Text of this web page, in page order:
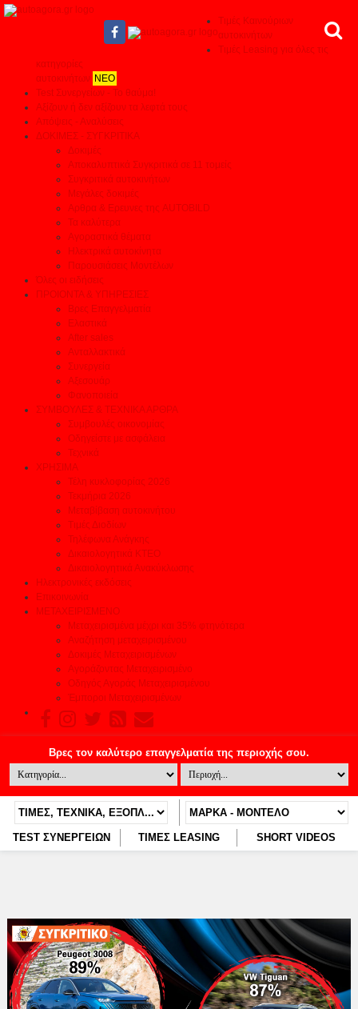
Τιμές Καινούριων
αυτοκινήτων
Τιμές Leasing για όλες τις
κατηγορίες
αυτοκινήτων ΝΕΟ
Test Συνεργείων - Το θαύμα!
Αξίζουν ή δεν αξίζουν τα λεφτά τους
Απόψεις - Αναλύσεις
ΔΟΚΙΜΕΣ - ΣΥΓΚΡΙΤΙΚΑ
Δοκιμές
Αποκαλυπτικά Συγκριτικά σε 11 τομείς
Συγκριτικά αυτοκινήτων
Μεγάλες δοκιμές
Αρθρα & Ερευνες της AUTOBILD
Τα καλύτερα
Αγοραστικά θέματα
Ηλεκτρικά αυτοκίνητα
Παρουσιάσεις Μοντέλων
Όλες οι ειδήσεις
ΠΡΟΙΟΝΤΑ & ΥΠΗΡΕΣΙΕΣ
Βρες Επαγγελματία
Ελαστικά
After sales
Ανταλλακτικά
Συνεργεία
Αξεσουάρ
Φανοποιεία
ΣΥΜΒΟΥΛΕΣ & ΤΕΧΝΙΚΑ ΑΡΘΡΑ
Συμβουλές οικονομίας
Οδηγείστε με ασφάλεια
Τεχνικά
ΧΡΗΣΙΜΑ
Τέλη κυκλοφορίας 2026
Τεκμήρια 2026
Μεταβίβαση αυτοκινήτου
Τιμές Διοδίων
Τηλέφωνα Ανάγκης
Δικαιολογητικά ΚΤΕΟ
Δικαιολογητικά Ανακύκλωσης
Ηλεκτρονικές εκδόσεις
Επικοινωνία
ΜΕΤΑΧΕΙΡΙΣΜΕΝΟ
Μεταχειρισμένα μέχρι και 35% φτηνότερα
Αναζήτηση μεταχειρισμένου
Δοκιμές Μεταχειρισμένων
Αγοράζοντας Μεταχειρισμένο
Οδηγός Αγοράς Μεταχειρισμένου
Έμποροι Μεταχειρισμένων
TEST ΣΥΝΕΡΓΕΙΩΝ ΤΙΜΕΣ LEASING SHORT VIDEOS